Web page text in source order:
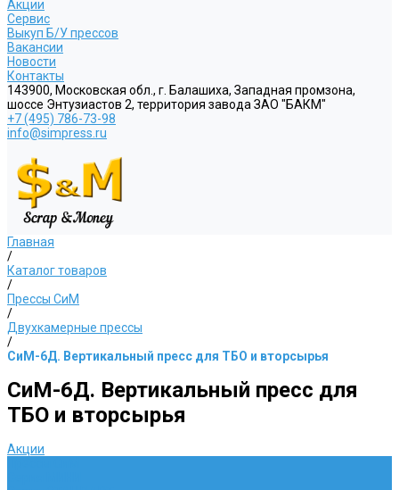
Акции
Сервис
Выкуп Б/У прессов
Вакансии
Новости
Контакты
143900, Московская обл., г. Балашиха, Западная промзона,
шоссе Энтузиастов 2, территория завода ЗАО "БАКМ"
+7 (495) 786-73-98
info@simpress.ru
Главная
/
Каталог товаров
/
Прессы СиМ
/
Двухкамерные прессы
/
СиМ-6Д. Вертикальный пресс для ТБО и вторсырья
СиМ-6Д. Вертикальный пресс для
ТБО и вторсырья
Акции